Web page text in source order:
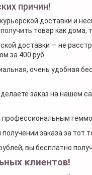
причин!
доставки и
товар как дома,
доставки — не
за 400 руб.
очень удобная
заказ на нашем
профессиональным
заказа за тот
вы бесплатно
клиентов!